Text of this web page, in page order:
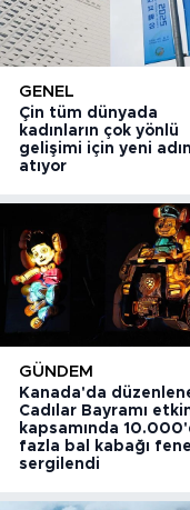
GENEL
Çin tüm dünyada
kadınların çok yönlü
gelişimi için yeni
atıyor
GÜNDEM
Kanada'da
Cadılar Bayramı
kapsamında
fazla bal kabağı
sergilendi